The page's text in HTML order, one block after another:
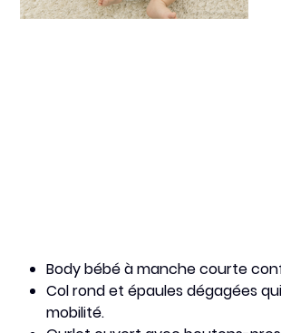
Body bébé à manche courte
Col rond et épaules dégagées
mobilité.